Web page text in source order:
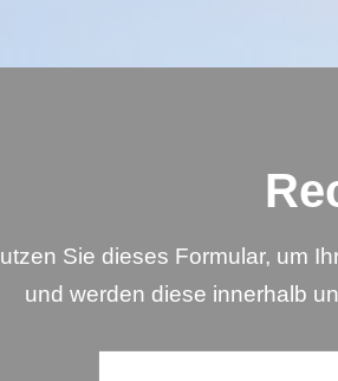
utzen Sie dieses Formular, um
und werden diese innerhalb